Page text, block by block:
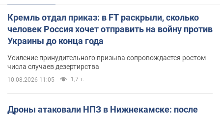
Кремль отдал приказ: в FT раскрыли, сколько
человек Россия хочет отправить на войну против
Украины до конца года
Усиление принудительного призыва сопровождается ростом
числа случаев дезертирства
10.08.2026 11:05 1,7 т.
Дроны атаковали НПЗ в Нижнекамске: после